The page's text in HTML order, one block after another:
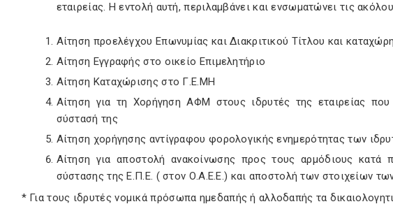
εταιρείας. Η εντολή αυτή, περιλαμβάνει και ενσωματώνει τις
Αίτηση προελέγχου Επωνυμίας και Διακριτικού Τίτλου και
Αίτηση Εγγραφής στο οικείο Επιμελητήριο
Αίτηση Καταχώρισης στο Γ.Ε.ΜΗ
Αίτηση για τη Χορήγηση ΑΦΜ στους ιδρυτές της εταιρείας που
σύστασή της
Αίτηση χορήγησης αντίγραφου φορολογικής ενημερότητας των
Αίτηση για αποστολή ανακοίνωσης προς τους αρμόδιους κατά
σύστασης της Ε.Π.Ε. ( στον Ο.Α.Ε.Ε.) και αποστολή των στοιχείων
* Για τους ιδρυτές νομικά πρόσωπα ημεδαπής ή αλλοδαπής τα